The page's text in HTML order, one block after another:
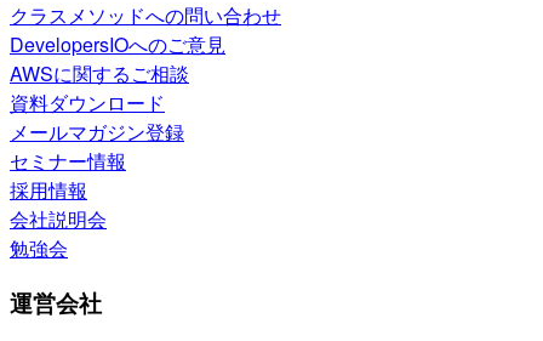
クラスメソッドへの問い合わせ
DevelopersIOへのご意見
AWSに関するご相談
資料ダウンロード
メールマガジン登録
セミナー情報
採用情報
会社説明会
勉強会
運営会社